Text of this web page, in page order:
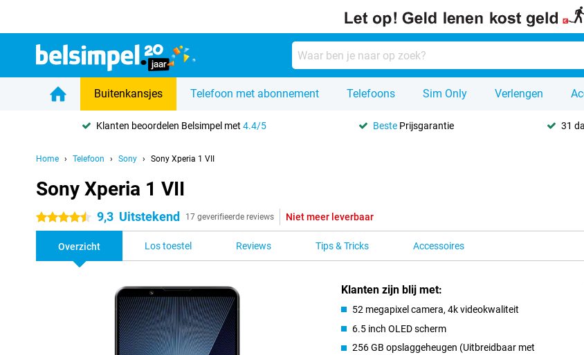
Buitenkansjes Telefoon met abonnement Telefoons Sim Only Verlengen
Klanten beoordelen Belsimpel met4.4/5 Beste Prijsgarantie 31
Home Telefoon Sony Sony Xperia 1 VII
Sony Xperia 1 VII
4.5 sterren 9,3 Uitstekend 17 geverifieerde reviews Niet meer leverbaar
Overzicht Los toestel Reviews Tips & Tricks Accessoires
Klanten zijn blij met:
52 megapixel camera, 4k videokwaliteit
6.5 inch OLED scherm
256 GB opslaggeheugen (Uitbreidbaar met